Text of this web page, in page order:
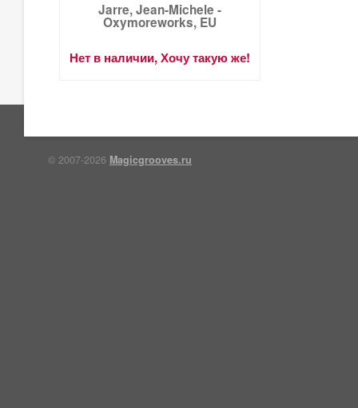
Jarre, Jean-Michele -
Oxymoreworks, EU
Нет в наличии, Хочу такую же!
© 2007-2026 Magicgrooves.ru